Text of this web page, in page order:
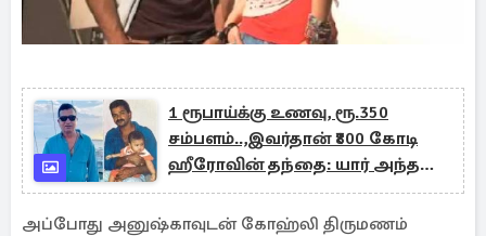
1 ரூபாய்க்கு உணவு, ரூ.350
சம்பளம்..,இவர்தான் ₹800 கோடி
ஹீரோவின் தந்தை: யார் அந்த
நபர்?
அப்போது அனுஷ்காவுடன் கோஹ்லி திருமணம்